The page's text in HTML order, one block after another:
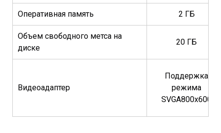
Оперативная память 2 ГБ
Объем свободного метса на
диске
20 ГБ
Видеоадаптер
Поддержка
режима
SVGA800х600